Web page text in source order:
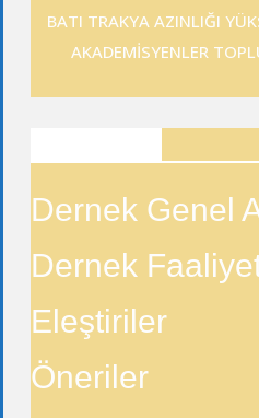
BATI TRAKYA AZINLIĞI
AKADEMİSYENLER
Dernek Genel
Dernek
Eleştiriler
Öneriler